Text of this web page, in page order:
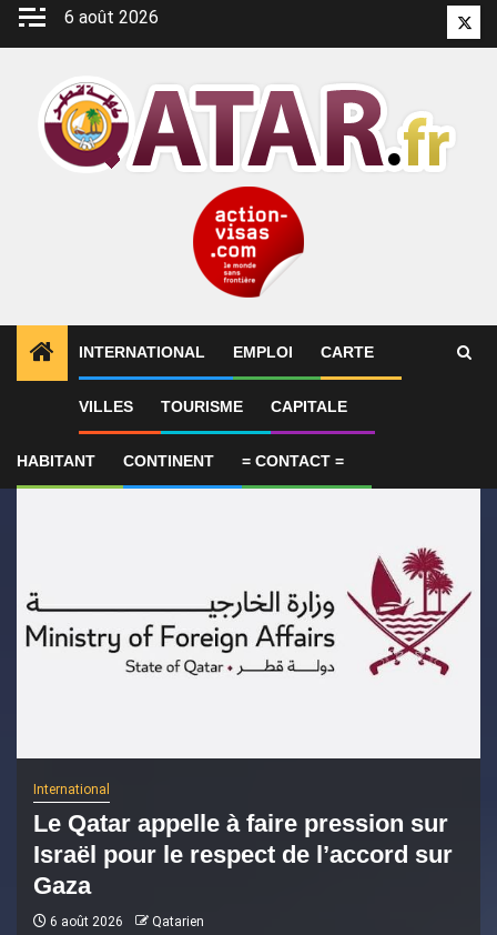
Aller
6 août 2026
INTERNATIONAL EMPLOI CARTE
VILLES TOURISME CAPITALE
HABITANT CONTINENT = CONTACT =
ALERTES INFO 1 Le Qatar appelle à faire pression
International
Le Qatar appelle à faire pression sur
Israël pour le respect de l’accord sur
Gaza
6 août 2026 Qatarien